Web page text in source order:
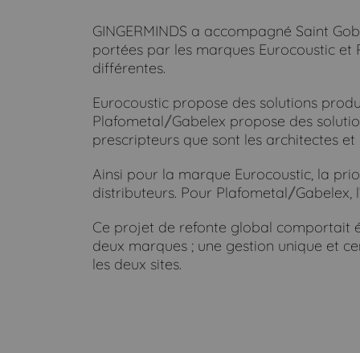
GINGERMINDS a accompagné Saint
portées par les marques Eurocoustic et
différentes.
Eurocoustic propose des solutions
Plafometal/Gabelex propose des
prescripteurs que sont les architectes et
Ainsi pour la marque Eurocoustic, la
distributeurs. Pour Plafometal/Gabelex,
Ce projet de refonte global comportait
deux marques ; une gestion unique et
les deux sites.